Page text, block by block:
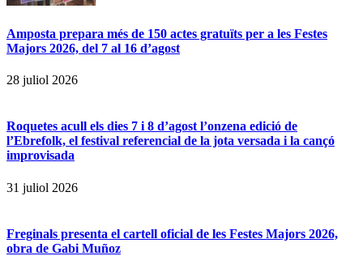
Amposta prepara més de 150 actes gratuïts per a les Festes
Majors 2026, del 7 al 16 d’agost
28 juliol 2026
Roquetes acull els dies 7 i 8 d’agost l’onzena edició de
l’Ebrefolk, el festival referencial de la jota versada i la cançó
improvisada
31 juliol 2026
Freginals presenta el cartell oficial de les Festes Majors 2026,
obra de Gabi Muñoz